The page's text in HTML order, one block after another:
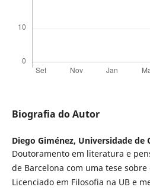
Biografia do Autor
Diego Giménez, Universidade de
Doutoramento em literatura e
de Barcelona com uma tese sobre
Licenciado em Filosofia na UB e